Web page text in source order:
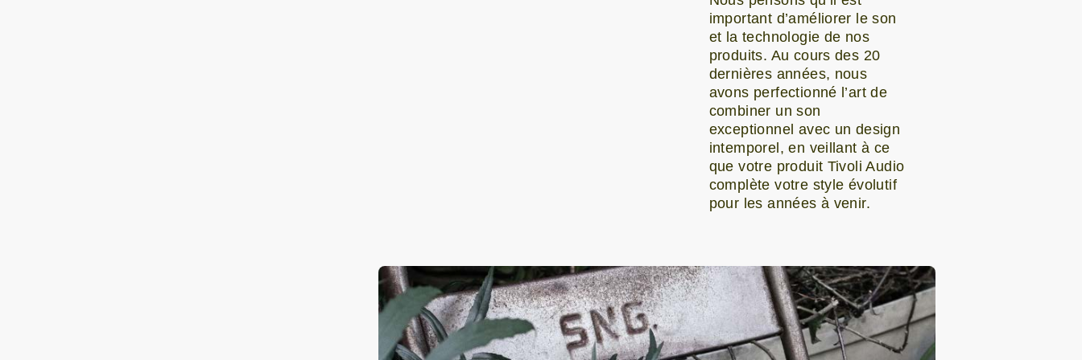
important d’améliorer le son
et la technologie de nos
produits. Au cours des 20
dernières années, nous
avons perfectionné l’art de
combiner un son
exceptionnel avec un design
intemporel, en veillant à ce
que votre produit Tivoli Audio
complète votre style évolutif
pour les années à venir.